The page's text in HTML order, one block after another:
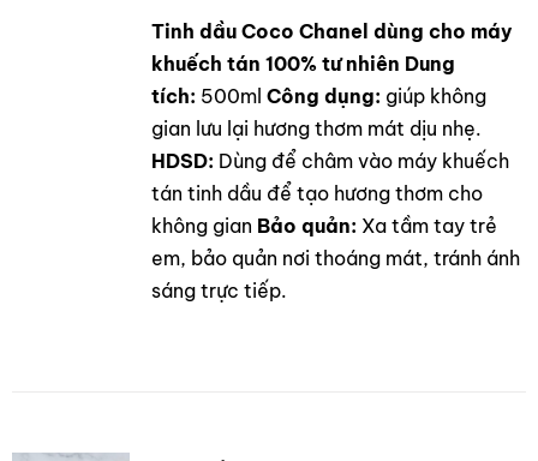
Tinh dầu Coco Chanel dùng cho máy
khuếch tán 100% tư nhiên Dung
tích: 500ml Công dụng: giúp không
gian lưu lại hương thơm mát dịu nhẹ.
HDSD: Dùng để châm vào máy khuếch
tán tinh dầu để tạo hương thơm cho
không gian Bảo quản: Xa tầm tay trẻ
em, bảo quản nơi thoáng mát, tránh ánh
sáng trực tiếp.